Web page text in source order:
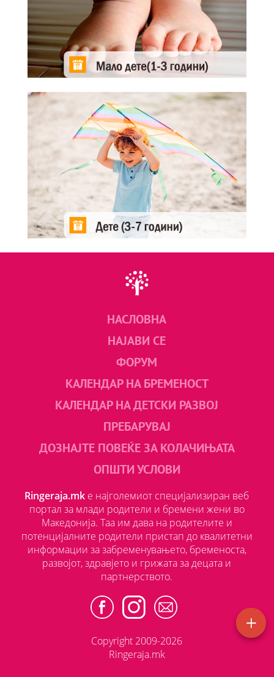
НАСЛОВНА
НАЈАВИ СЕ
ФОРУМ
КАЛЕНДАР НА БРЕМЕНОСТ
КАЛЕНДАР НА ДЕТСКИ РАЗВОЈ
ПРЕБАРУВАЈ
ДОЗНАЈТЕ ПОВЕЌЕ ЗА КОЛАЧИЊАТА
ОПШТИ УСЛОВИ
Ringeraja.mk е најголемиот специјализиран веб
портал за млади родители и бремени жени во
Македонија. Таа им дава на родителите и
потенцијалните родители пристап до квалитетни
информации за забременувањето, бременоста,
развојот, здравјето и грижата за децата и
партнерството.
Copyright 2009-2026
Ringeraja.mk